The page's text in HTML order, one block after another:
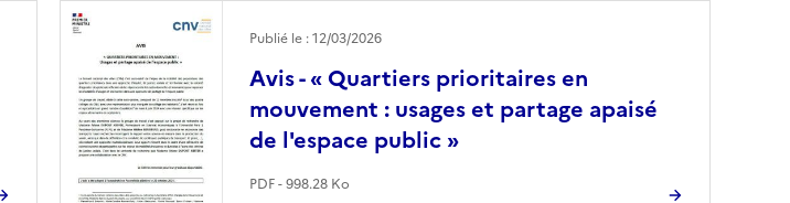
Avis - ‭« Quartiers prioritaires en
mouvement : usages et partage apaisé
de l'espace public »
Publié le : 12/03/2026
PDF - 998.28 Ko
Image